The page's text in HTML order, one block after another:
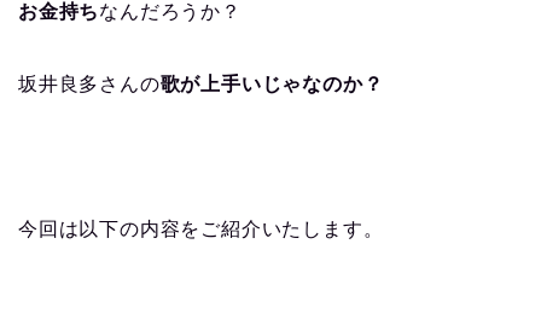
お金持ちなんだろうか？
坂井良多さんの歌が上手いじゃなのか？
今回は以下の内容をご紹介いたします。